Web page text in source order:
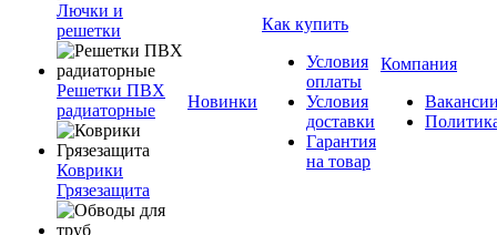
Лючки и
решетки
Решетки ПВХ
радиаторные
Коврики
Грязезащита
Новинки
Как купить
Условия
оплаты
Условия
доставки
Гарантия
на товар
Компания